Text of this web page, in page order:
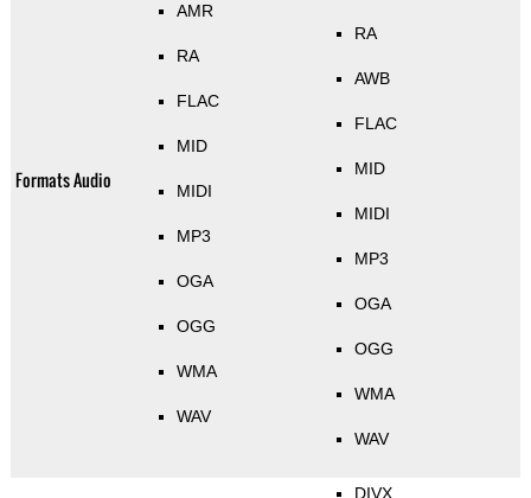
Formats Audio
AMR
RA
FLAC
MID
MIDI
MP3
OGA
OGG
WMA
WAV
RA
AWB
FLAC
MID
MIDI
MP3
OGA
OGG
WMA
WAV
DIVX